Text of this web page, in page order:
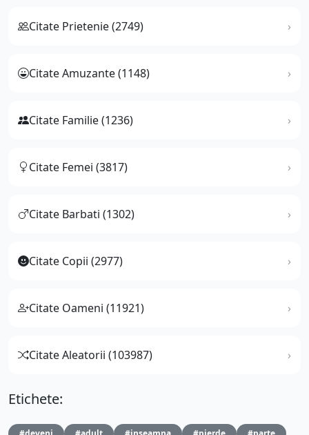
Citate Prietenie (2749)
Citate Amuzante (1148)
Citate Familie (1236)
Citate Femei (3817)
Citate Barbati (1302)
Citate Copii (2977)
Citate Oameni (11921)
Citate Aleatorii (103987)
Etichete: